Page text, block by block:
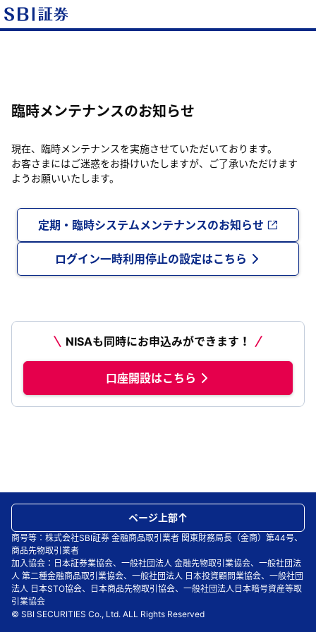
臨時メンテナンスのお知らせ
現在、臨時メンテナンスを実施させていただいております。
お客さまにはご迷惑をお掛けいたしますが、ご了承いただけます
ようお願いいたします。
定期・臨時システムメンテナンスのお知らせ
ログイン一時利用停止の設定はこちら
NISAも同時にお申込みができます！
口座開設はこちら
商号等：株式会社SBI証券 金融商品取引業者 関東財務局長（金商）第44号、
商品先物取引業者
加入協会：日本証券業協会、一般社団法人 金融先物取引業協会、一般社団法
人 第二種金融商品取引業協会、一般社団法人 日本投資顧問業協会、一般社団
法人 日本STO協会、日本商品先物取引協会、一般社団法人日本暗号資産等取
引業協会
© SBI SECURITIES Co., Ltd. ALL Rights Reserved
ページ上部